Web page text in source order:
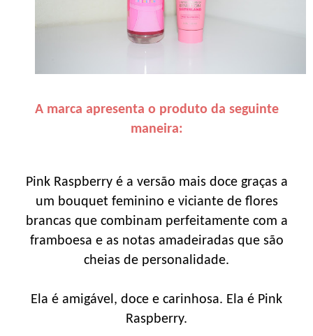
A marca apresenta o produto da seguinte
maneira:
Pink Raspberry é a versão mais doce graças a
um bouquet feminino e viciante de flores
brancas que combinam perfeitamente com a
framboesa e as notas amadeiradas que são
cheias de personalidade.
Ela é amigável, doce e carinhosa. Ela é Pink
Raspberry.